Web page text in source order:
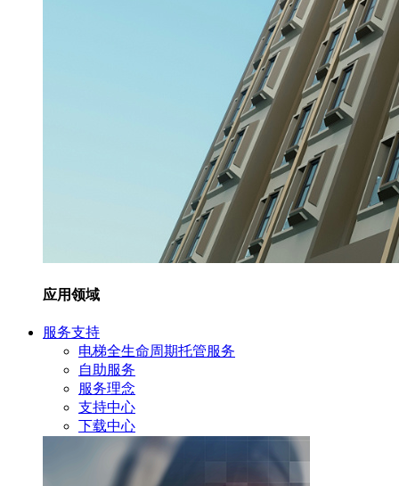
应用领域
服务支持
电梯全生命周期托管服务
自助服务
服务理念
支持中心
下载中心